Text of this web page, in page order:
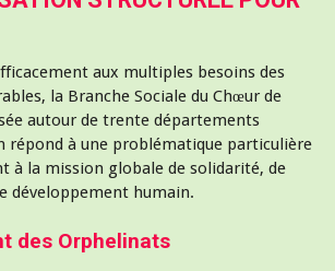
aux multiples besoins des
la Branche Sociale du Chœur de
autour de trente départements
répond à une problématique particulière
à la mission globale de solidarité, de
développement humain.
des Orphelinats